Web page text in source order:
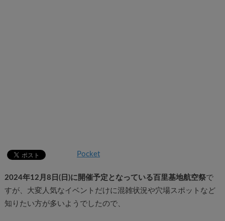
Pocket
2024年12月8日(日)に開催予定となっている百里基地航空祭で
すが、大変人気なイベントだけに混雑状況や穴場スポットなど
知りたい方が多いようでしたので、